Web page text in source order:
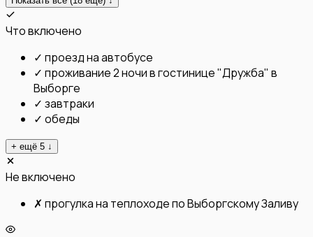
Что включено
✓ проезд на автобусе
✓ проживание 2 ночи в гостинице "Дружба" в
Выборге
✓ завтраки
✓ обеды
+ ещё 5 ↓
Не включено
✗ прогулка на теплоходе по Выборгскому Заливу